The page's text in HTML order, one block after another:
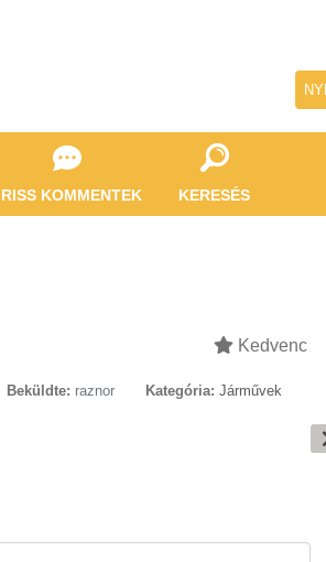
KOMMENTEK KERESÉS
Kedvenc
Beküldte: raznor Kategória: Járművek